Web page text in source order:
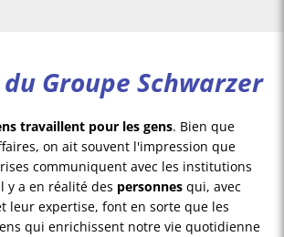
Groupe Schwarzer
travaillent pour les gens. Bien que
on ait souvent l'impression que
communiquent avec les institutions
y a en réalité des personnesqui, avec
leur expertise, font en sorte que les
qui enrichissent notre vie quotidienne